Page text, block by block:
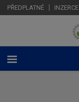
PŘEDPLATNÉ INZERCE